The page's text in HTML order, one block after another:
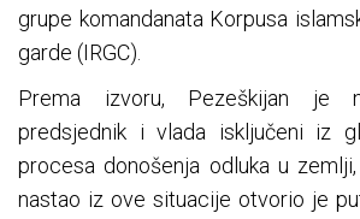
grupe komandanata Korpusa
garde (IRGC).
Prema izvoru, Pezeškijan je
predsjednik i vlada isključeni iz
procesa donošenja odluka u
nastao iz ove situacije otvorio je